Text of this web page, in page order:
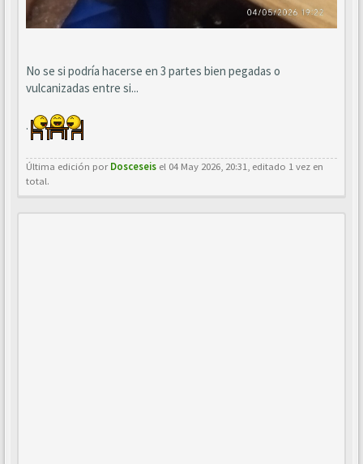
No se si podría hacerse en 3 partes bien pegadas o
vulcanizadas entre si...
.
Última edición porDosceseis el 04 May 2026, 20:31, editado 1 vez en
total.